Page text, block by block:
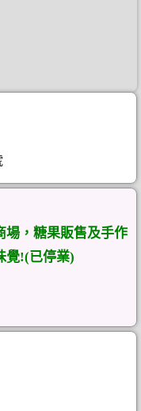
場，糖果販售及手作
覺!(已停業)